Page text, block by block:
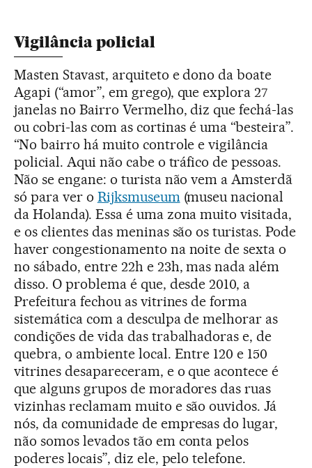
Vigilância policial
Masten Stavast, arquiteto e dono da boate
Agapi (“amor”, em grego), que explora 27
janelas no Bairro Vermelho, diz que fechá-las
ou cobri-las com as cortinas é uma “besteira”.
“No bairro há muito controle e vigilância
policial. Aqui não cabe o tráfico de pessoas.
Não se engane: o turista não vem a Amsterdã
só para ver o Rijksmuseum(museu nacional
da Holanda). Essa é uma zona muito visitada,
e os clientes das meninas são os turistas. Pode
haver congestionamento na noite de sexta o
no sábado, entre 22h e 23h, mas nada além
disso. O problema é que, desde 2010, a
Prefeitura fechou as vitrines de forma
sistemática com a desculpa de melhorar as
condições de vida das trabalhadoras e, de
quebra, o ambiente local. Entre 120 e 150
vitrines desapareceram, e o que acontece é
que alguns grupos de moradores das ruas
vizinhas reclamam muito e são ouvidos. Já
nós, da comunidade de empresas do lugar,
não somos levados tão em conta pelos
poderes locais”, diz ele, pelo telefone.